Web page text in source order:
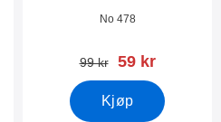
Varenummer 45026
No 478
gammel pris
99 kr ny pris
59 kr
Kjøp